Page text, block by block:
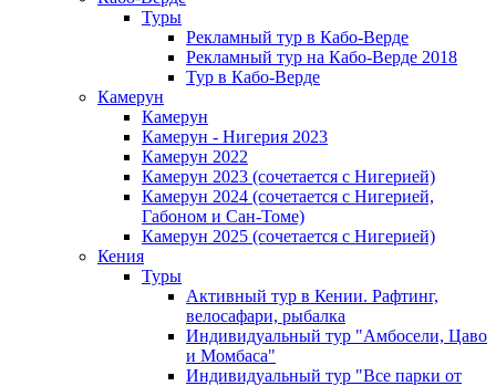
Туры
Рекламный тур в Кабо-Верде
Рекламный тур на Кабо-Верде 2018
Тур в Кабо-Верде
Камерун
Камерун
Камерун - Нигерия 2023
Камерун 2022
Камерун 2023 (сочетается с Нигерией)
Камерун 2024 (сочетается с Нигерией,
Габоном и Сан-Томе)
Камерун 2025 (сочетается с Нигерией)
Кения
Туры
Активный тур в Кении. Рафтинг,
велосафари, рыбалка
Индивидуальный тур "Амбосели, Цаво
и Момбаса"
Индивидуальный тур "Все парки от